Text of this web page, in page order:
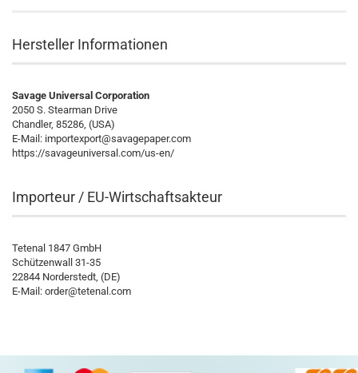
Hersteller Informationen
Savage Universal Corporation
2050 S. Stearman Drive
Chandler, 85286, (USA)
E-Mail: importexport@savagepaper.com
https://savageuniversal.com/us-en/
Importeur / EU-Wirtschaftsakteur
Tetenal 1847 GmbH
Schützenwall 31-35
22844 Norderstedt, (DE)
E-Mail: order@tetenal.com